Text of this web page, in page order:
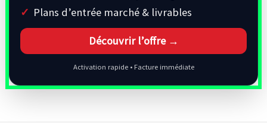
Plans d’entrée marché & livrables
Découvrir l’offre →
Activation rapide • Facture immédiate